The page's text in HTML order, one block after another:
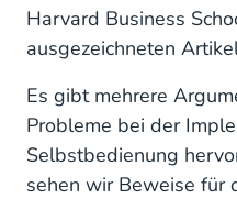
Menschen uns bei der
helfen.
Verbraucher
Menschliche
Harvard Business
ausgezeichneten
Es gibt mehrere
Probleme bei der
Selbstbedienung
sehen wir Beweise für